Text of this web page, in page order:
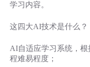
学习内容。
这四大AI技术是什么？
AI自适应学习系统，
程难易程度；